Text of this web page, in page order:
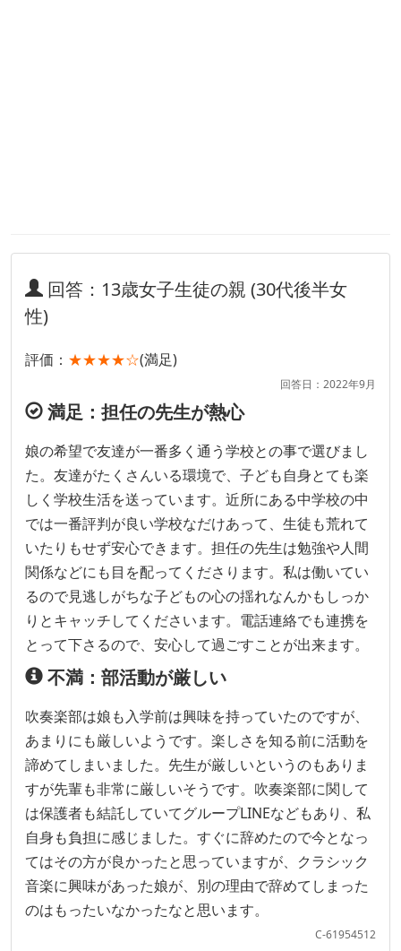
回答：13歳女子生徒の親 (30代後半女
性)
評価： ★★★★☆(満足)
回答日：2022年9月
満足：担任の先生が熱心
娘の希望で友達が一番多く通う学校との事で選びまし
た。友達がたくさんいる環境で、子ども自身とても楽
しく学校生活を送っています。近所にある中学校の中
では一番評判が良い学校なだけあって、生徒も荒れて
いたりもせず安心できます。担任の先生は勉強や人間
関係などにも目を配ってくださります。私は働いてい
るので見逃しがちな子どもの心の揺れなんかもしっか
りとキャッチしてくださいます。電話連絡でも連携を
とって下さるので、安心して過ごすことが出来ます。
不満：部活動が厳しい
吹奏楽部は娘も入学前は興味を持っていたのですが、
あまりにも厳しいようです。楽しさを知る前に活動を
諦めてしまいました。先生が厳しいというのもありま
すが先輩も非常に厳しいそうです。吹奏楽部に関して
は保護者も結託していてグループLINEなどもあり、私
自身も負担に感じました。すぐに辞めたので今となっ
てはその方が良かったと思っていますが、クラシック
音楽に興味があった娘が、別の理由で辞めてしまった
のはもったいなかったなと思います。
C-61954512